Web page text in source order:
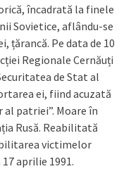
încadrată la finele
Sovietice, aflându-se
țărancă. Pe data de 10
Regionale Cernăuți
de Stat al
ei, fiind acuzată
patriei”. Moare în
Rusă. Reabilitată
victimelor
aprilie 1991.